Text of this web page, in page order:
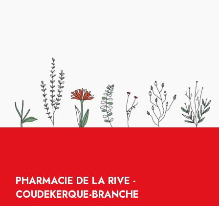
PHARMACIE DE LA RIVE -
COUDEKERQUE-BRANCHE